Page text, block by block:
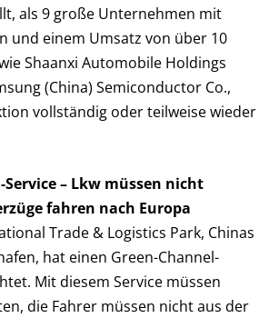
als 9 große Unternehmen mit
und einem Umsatz von über 10
Shaanxi Automobile Holdings
(China) Semiconductor Co.,
vollständig oder teilweise wieder
Service – Lkw müssen nicht
fahren nach Europa
Trade & Logistics Park, Chinas
hat einen Green-Channel-
Mit diesem Service müssen
die Fahrer müssen nicht aus der